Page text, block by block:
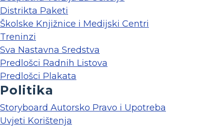
Distrikta Paketi
Školske Knjižnice i Medijski Centri
Treninzi
Sva Nastavna Sredstva
Predlošci Radnih Listova
Predlošci Plakata
Politika
Storyboard Autorsko Pravo i Upotreba
Uvjeti Korištenja